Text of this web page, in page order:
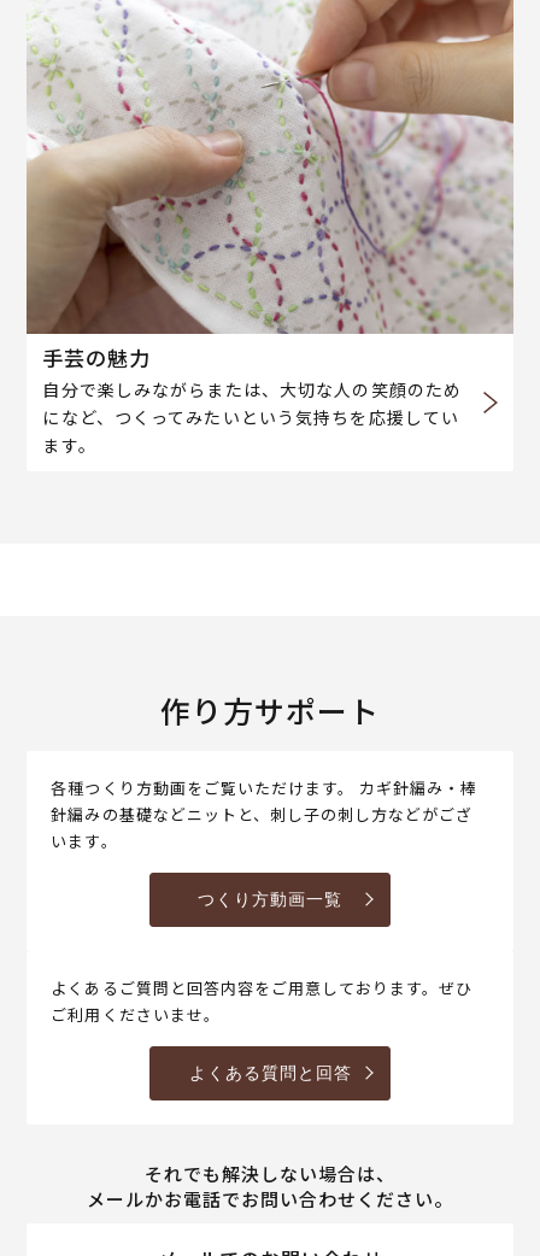
手芸の魅力
自分で楽しみながらまたは、大切な人の笑顔のため
になど、つくってみたいという気持ちを応援してい
ます。
作り方サポート
各種つくり方動画をご覧いただけます。 カギ針編み・棒
針編みの基礎などニットと、刺し子の刺し方などがござ
います。
つくり方動画一覧
よくあるご質問と回答内容をご用意しております。ぜひ
ご利用くださいませ。
よくある質問と回答
それでも解決しない場合は、
メールかお電話でお問い合わせください。